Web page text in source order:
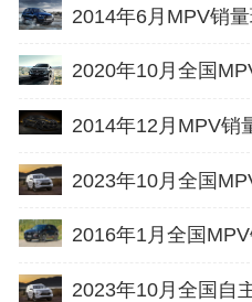
2014年6月MPV销
2014年12月MPV销